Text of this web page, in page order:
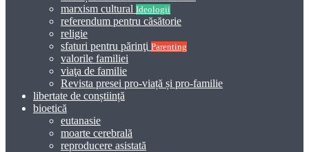
marxism cultural Ideologii
referendum pentru căsătorie
religie
sfaturi pentru părinţi Parenting
valorile familiei
viaţa de familie
Revista presei pro-viață și pro-familie
libertate de conștiință
bioetică
eutanasie
moarte cerebrală
reproducere asistată